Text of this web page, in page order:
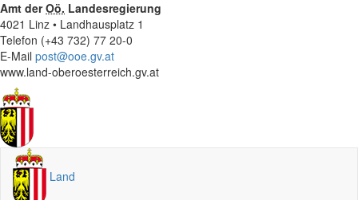
Amt derOö. Landesregierung
4021 Linz • Landhausplatz 1
Telefon (+43 732) 77 20-0
E-Mail post@ooe.gv.at
www.land-oberoesterreich.gv.at
Land